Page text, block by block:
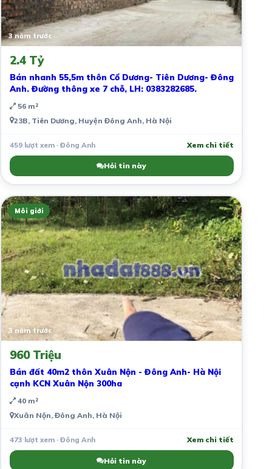
3 năm trước
2.4 Tỷ
Bán nhanh 55,5m thôn Cổ Dương- Tiên Dương- Đông
Anh. Đường thông xe 7 chỗ, LH: 0383282685.
56 m²
23B, Tiên Dương, Huyện Đông Anh, Hà Nội
459 lượt xem · Đông Anh Xem chi tiết
Hỏi tin này
Môi giới
3 năm trước
960 Triệu
Bán đất 40m2 thôn Xuân Nộn - Đông Anh- Hà Nội
cạnh KCN Xuân Nộn 300ha
40 m²
Xuân Nộn, Đông Anh, Hà Nội
473 lượt xem · Đông Anh Xem chi tiết
Hỏi tin này